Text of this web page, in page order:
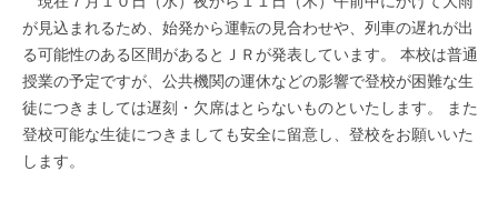
が見込まれるため、始発から運転の見合わせや、列車の遅れが出
る可能性のある区間があるとＪＲが発表しています。 本校は普通
授業の予定ですが、公共機関の運休などの影響で登校が困難な生
徒につきましては遅刻・欠席はとらないものといたします。 また
登校可能な生徒につきましても安全に留意し、登校をお願いいた
します。